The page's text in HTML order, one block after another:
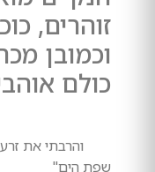
זוהרים,
וכמובן
כולם
והרבתי את
שפת הים"